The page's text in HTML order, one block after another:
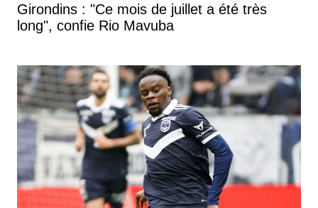
Girondins : "Ce mois de juillet a été très
long", confie Rio Mavuba